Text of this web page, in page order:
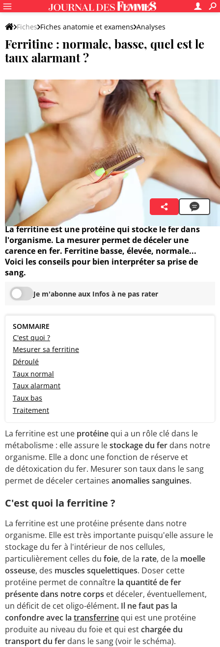
Fiches Fiches anatomie et examens Analyses
Analyses de sang
Ferritine : normale, basse, quel est le
taux alarmant ?
Anaïs Thiébaux
12 octobre 2023 16:12
La ferritine est une protéine qui stocke le fer dans
l'organisme. La mesurer permet de déceler une
carence en fer. Ferritine basse, élevée, normale...
Voici les conseils pour bien interpréter sa prise de
sang.
Je m'abonne aux Infos à ne pas rater
SOMMAIRE
C'est quoi ?
Mesurer sa ferritine
Déroulé
Taux normal
Taux alarmant
Taux bas
Traitement
La ferritine est une protéine qui a un rôle clé dans le
métabolisme : elle assure lestockage du fer dans notre
organisme. Elle a donc une fonction de réserve et
de détoxication du fer. Mesurer son taux dans le sang
permet de déceler certaines anomalies sanguines.
C'est quoi la ferritine ?
La ferritine est une protéine présente dans notre
organisme. Elle est très importante puisqu'elle assure le
stockage du fer à l'intérieur de nos cellules,
particulièrement celles du foie, de la rate, de la moelle
osseuse, des muscles squelettiques. Doser cette
protéine permet de connaître la quantité de fer
présente dans notre corps et déceler, éventuellement,
un déficit de cet oligo-élément. Il ne faut pas la
confondre avec la transferrine qui est une protéine
produite au niveau du foie et qui estchargée du
transport du fer dans le sang (voir le schéma).